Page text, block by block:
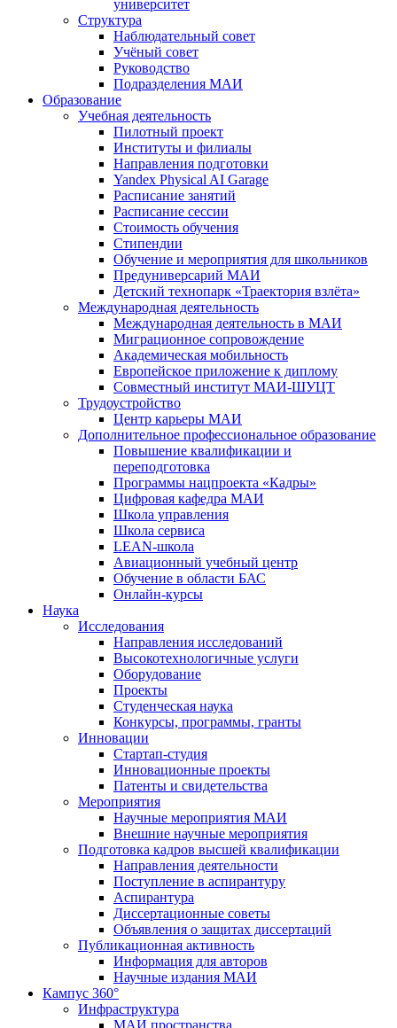
университет
Структура
Наблюдательный совет
Учёный совет
Руководство
Подразделения МАИ
Образование
Учебная деятельность
Пилотный проект
Институты и филиалы
Направления подготовки
Yandex Physical AI Garage
Расписание занятий
Расписание сессии
Стоимость обучения
Стипендии
Обучение и мероприятия для школьников
Предуниверсарий МАИ
Детский технопарк «Траектория взлёта»
Международная деятельность
Международная деятельность в МАИ
Миграционное сопровождение
Академическая мобильность
Европейское приложение к диплому
Совместный институт МАИ-ШУЦТ
Трудоустройство
Центр карьеры МАИ
Дополнительное профессиональное образование
Повышение квалификации и
переподготовка
Программы нацпроекта «Кадры»
Цифровая кафедра МАИ
Школа управления
Школа сервиса
LEAN-школа
Авиационный учебный центр
Обучение в области БАС
Онлайн-курсы
Наука
Исследования
Направления исследований
Высокотехнологичные услуги
Оборудование
Проекты
Студенческая наука
Конкурсы, программы, гранты
Инновации
Стартап-студия
Инновационные проекты
Патенты и свидетельства
Мероприятия
Научные мероприятия МАИ
Внешние научные мероприятия
Подготовка кадров высшей квалификации
Направления деятельности
Поступление в аспирантуру
Аспирантура
Диссертационные советы
Объявления о защитах диссертаций
Публикационная активность
Информация для авторов
Научные издания МАИ
Кампус 360°
Инфраструктура